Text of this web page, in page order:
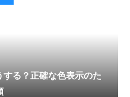
る？正確な色表示のた